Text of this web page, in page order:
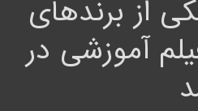
از برندهای
آموزشی در